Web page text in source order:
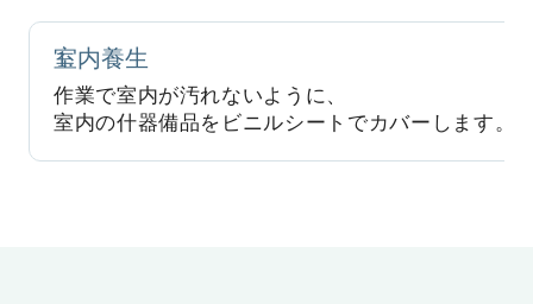
1.
室内養生
作業で室内が汚れないように、
室内の什器備品をビニルシートでカバーします。